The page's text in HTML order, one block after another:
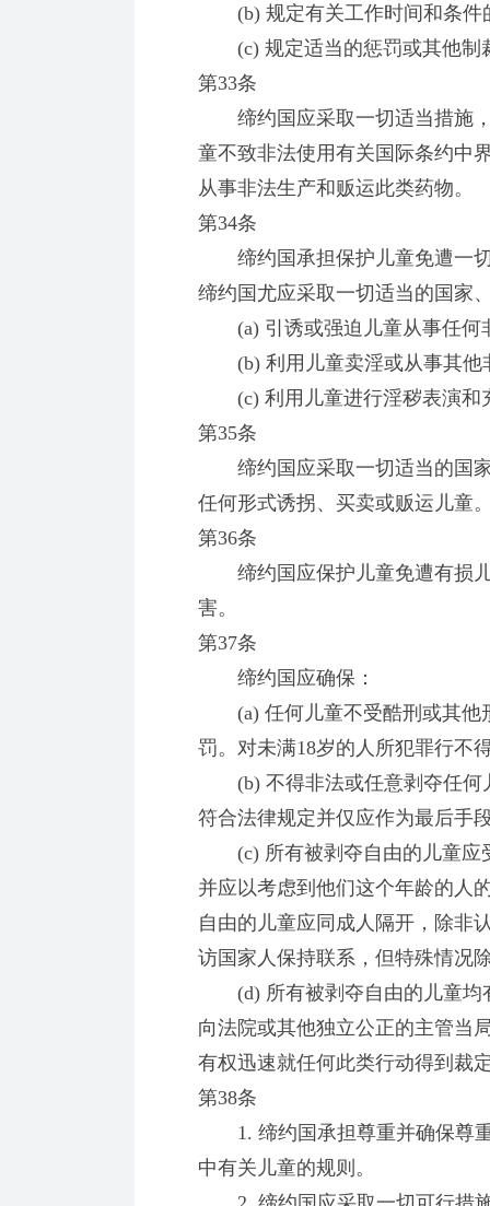
(b) 规定有关工作时间和条件
(c) 规定适当的惩罚或其他制
第33条
缔约国应采取一切适当措施，
童不致非法使用有关国际条约中
从事非法生产和贩运此类药物。
第34条
缔约国承担保护儿童免遭一切
缔约国尤应采取一切适当的国家
(a) 引诱或强迫儿童从事任何
(b) 利用儿童卖淫或从事其他
(c) 利用儿童进行淫秽表演和
第35条
缔约国应采取一切适当的国家
任何形式诱拐、买卖或贩运儿童
第36条
缔约国应保护儿童免遭有损儿
害。
第37条
缔约国应确保：
(a) 任何儿童不受酷刑或其他
罚。对未满18岁的人所犯罪行不
(b) 不得非法或任意剥夺任何
符合法律规定并仅应作为最后手
(c) 所有被剥夺自由的儿童应
并应以考虑到他们这个年龄的人
自由的儿童应同成人隔开，除非
访国家人保持联系，但特殊情况
(d) 所有被剥夺自由的儿童均
向法院或其他独立公正的主管当
有权迅速就任何此类行动得到裁
第38条
1. 缔约国承担尊重并确保尊重
中有关儿童的规则。